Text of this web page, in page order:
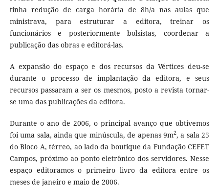
tinha redução de carga horária de 8h/a nas aulas que
ministrava, para estruturar a editora, treinar os
funcionários e posteriormente bolsistas, coordenar a
publicação das obras e editorá-las.
A expansão do espaço e dos recursos da Vértices deu-se
durante o processo de implantação da editora, e seus
recursos passaram a ser os mesmos, posto a revista tornar-
se uma das publicações da editora.
Durante o ano de 2006, o principal avanço que obtivemos
foi uma sala, ainda que minúscula, de apenas 9m2, a sala 25
do Bloco A, térreo, ao lado da boutique da Fundação CEFET
Campos, próximo ao ponto eletrônico dos servidores. Nesse
espaço editoramos o primeiro livro da editora entre os
meses de janeiro e maio de 2006.